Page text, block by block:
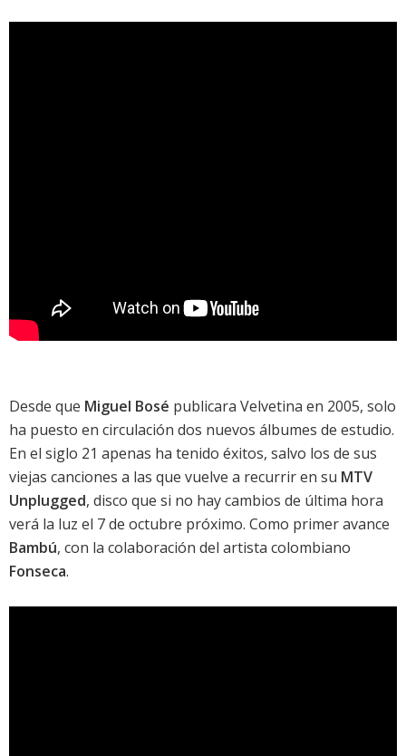
Desde que Miguel Bosé publicara Velvetina en 2005, solo
ha puesto en circulación dos nuevos álbumes de estudio.
En el siglo 21 apenas ha tenido éxitos, salvo los de sus
viejas canciones a las que vuelve a recurrir en su MTV
Unplugged, disco que si no hay cambios de última hora
verá la luz el 7 de octubre próximo. Como primer avance
Bambú, con la colaboración del artista colombiano
Fonseca.